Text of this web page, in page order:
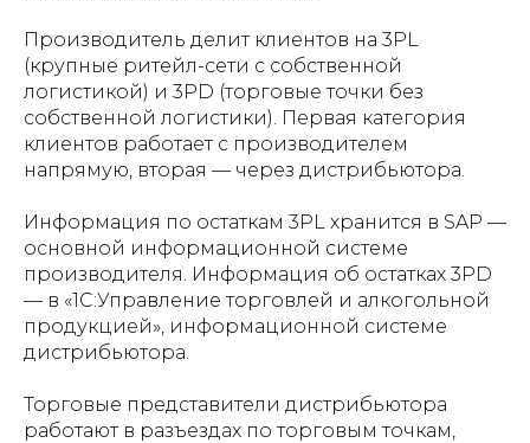
Производитель делит клиентов на 3PL
(крупные ритейл-сети с собственной
логистикой) и 3PD (торговые точки без
собственной логистики). Первая категория
клиентов работает с производителем
напрямую, вторая — через дистрибьютора.
Информация по остаткам 3PL хранится в SAP —
основной информационной системе
производителя. Информация об остатках 3PD
— в «1С:Управление торговлей и алкогольной
продукцией», информационной системе
дистрибьютора.
Торговые представители дистрибьютора
работают в разъездах по торговым точкам,